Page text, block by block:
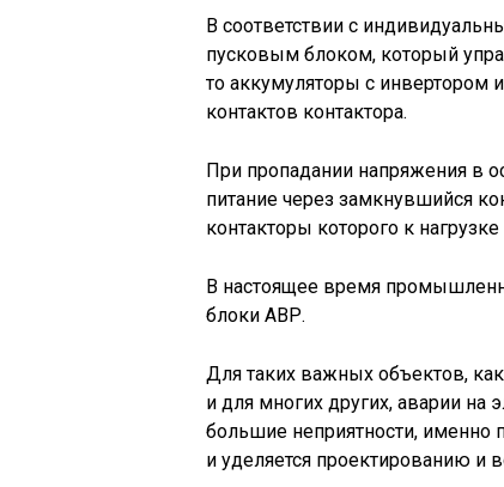
В соответствии с
пусковым блоком, который
то аккумуляторы с инвертором
контактов контактора.
При пропадании напряжения в
питание через замкнувшийся
контакторы которого к
В настоящее время
блоки АВР.
Для таких важных объектов,
и для многих других, аварии на
большие неприятности, именно
и уделяется проектированию и